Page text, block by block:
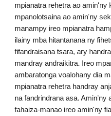
mpianatra rehetra ao amin'ny
mpanolotsaina ao amin'ny
manampy ireo mpianatra
ilainy mba hitantanana ny
fifandraisana tsara, ary
mandray andraikitra. Ireo
ambaratonga voalohany dia
mpianatra rehetra handray
na fandrindrana asa. Amin'ny
fahaiza-manao ireo amin'ny